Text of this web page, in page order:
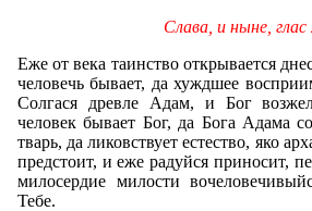
Слава, и ныне, глас
Еже от века таинство открывается
человечь бывает, да хуждшее
Солгася древле Адам, и Бог
человек бывает Бог, да Бога Адама
тварь, да ликовствует естество, яко
предстоит, и еже радуйся приносит,
милосердие милости
Тебе.